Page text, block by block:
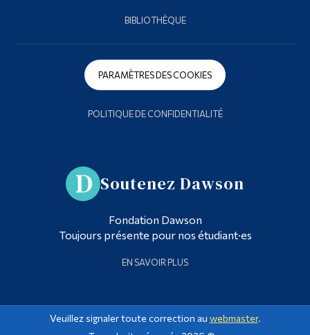
BIBLIOTHÈQUE
PARAMÈTRES DES COOKIES
POLITIQUE DE CONFIDENTIALITÉ
Soutenez Dawson
Fondation Dawson
Toujours présente pour nos étudiant·es
EN SAVOIR PLUS
Veuillez signaler toute correction au webmaster.